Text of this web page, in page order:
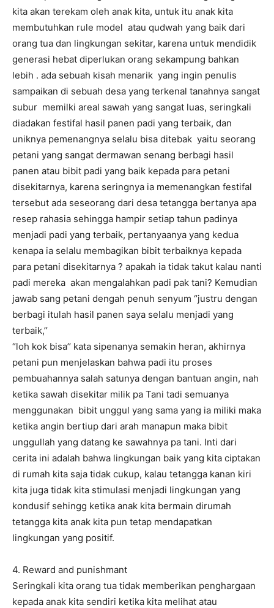
kita akan terekam oleh anak kita, untuk itu anak kita
membutuhkan rule model atau qudwah yang baik dari
orang tua dan lingkungan sekitar, karena untuk mendidik
generasi hebat diperlukan orang sekampung bahkan
lebih . ada sebuah kisah menarik yang ingin penulis
sampaikan di sebuah desa yang terkenal tanahnya sangat
subur memilki areal sawah yang sangat luas, seringkali
diadakan festifal hasil panen padi yang terbaik, dan
uniknya pemenangnya selalu bisa ditebak yaitu seorang
petani yang sangat dermawan senang berbagi hasil
panen atau bibit padi yang baik kepada para petani
disekitarnya, karena seringnya ia memenangkan festifal
tersebut ada seseorang dari desa tetangga bertanya apa
resep rahasia sehingga hampir setiap tahun padinya
menjadi padi yang terbaik, pertanyaanya yang kedua
kenapa ia selalu membagikan bibit terbaiknya kepada
para petani disekitarnya ? apakah ia tidak takut kalau nanti
padi mereka akan mengalahkan padi pak tani? Kemudian
jawab sang petani dengah penuh senyum ‘’justru dengan
berbagi itulah hasil panen saya selalu menjadi yang
terbaik,’’
“loh kok bisa’’ kata sipenanya semakin heran, akhirnya
petani pun menjelaskan bahwa padi itu proses
pembuahannya salah satunya dengan bantuan angin, nah
ketika sawah disekitar milik pa Tani tadi semuanya
menggunakan bibit unggul yang sama yang ia miliki maka
ketika angin bertiup dari arah manapun maka bibit
unggullah yang datang ke sawahnya pa tani. Inti dari
cerita ini adalah bahwa lingkungan baik yang kita ciptakan
di rumah kita saja tidak cukup, kalau tetangga kanan kiri
kita juga tidak kita stimulasi menjadi lingkungan yang
kondusif sehingg ketika anak kita bermain dirumah
tetangga kita anak kita pun tetap mendapatkan
lingkungan yang positif.
4. Reward and punishmant
Seringkali kita orang tua tidak memberikan penghargaan
kepada anak kita sendiri ketika kita melihat atau